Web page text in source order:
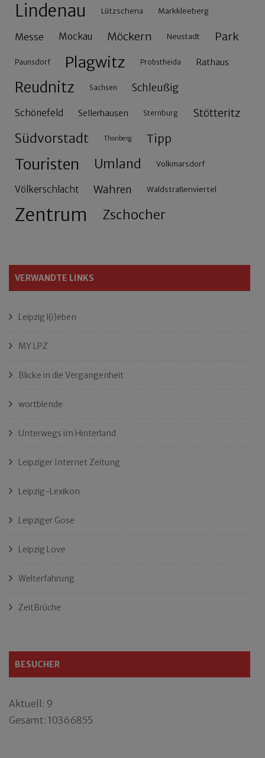
Lindenau Lützschena Markkleeberg
Messe Mockau Möckern Neustadt Park
Paunsdorf Plagwitz Probstheida Rathaus
Reudnitz Sachsen Schleußig
Schönefeld Sellerhausen Sternburg Stötteritz
Südvorstadt Thonberg Tipp
Touristen Umland Volkmarsdorf
Völkerschlacht Wahren Waldstraßenviertel
Zentrum Zschocher
VERWANDTE LINKS
Leipzig l(i)eben
MY LPZ
Blicke in die Vergangenheit
wortblende
Unterwegs im Hinterland
Leipziger Internet Zeitung
Leipzig-Lexikon
Leipziger Gose
Leipzig Love
Welterfahrung
ZeitBrüche
BESUCHER
Aktuell: 9
Gesamt: 10366855